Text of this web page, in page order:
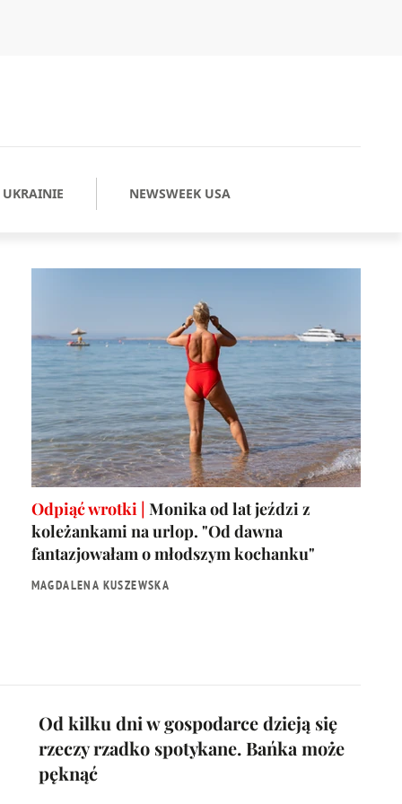
NEWSWEEK USA
Odpiąć wrotki | Monika od lat jeździ z
koleżankami na urlop. "Od dawna
fantazjowałam o młodszym kochanku"
MAGDALENA KUSZEWSKA
Od kilku dni w gospodarce dzieją się
rzeczy rzadko spotykane. Bańka może
pęknąć